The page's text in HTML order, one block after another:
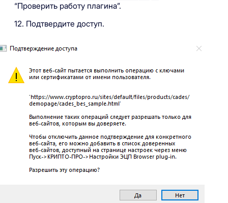
“Проверить работу плагина”.
12. Подтвердите доступ.